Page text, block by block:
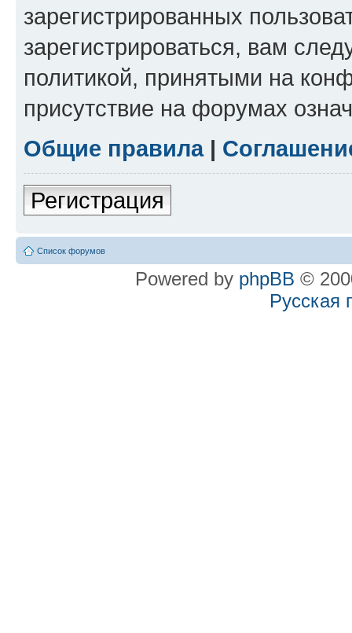
зарегистрированных
зарегистрироваться, вам
политикой, принятыми на
присутствие на форумах
Общие правила|
Регистрация
Список форумов
Powered by phpBB ©
Русская